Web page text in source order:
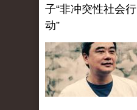
子“非冲突性社会行
动”